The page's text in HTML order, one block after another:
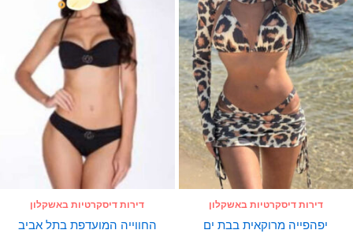
דירות דיסקרטיות באשקלון
יפהפייה מרוקאית בבת ים
דירות דיסקרטיות באשקלון
החווייה המועדפת בתל אביב